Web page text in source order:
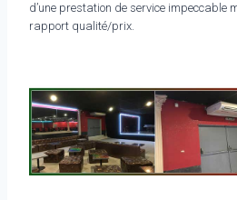
d’une prestation de service impeccable
rapport qualité/prix.